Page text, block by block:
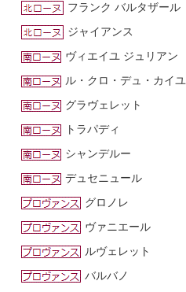
フランク バルタザール
ジャイアンス
ヴィエイユ ジュリアン
ル・クロ・デュ・カイユ
グラヴェレット
トラパディ
シャンデルー
デュセニュール
グロノレ
ヴァニエール
ルヴェレット
バルバノ